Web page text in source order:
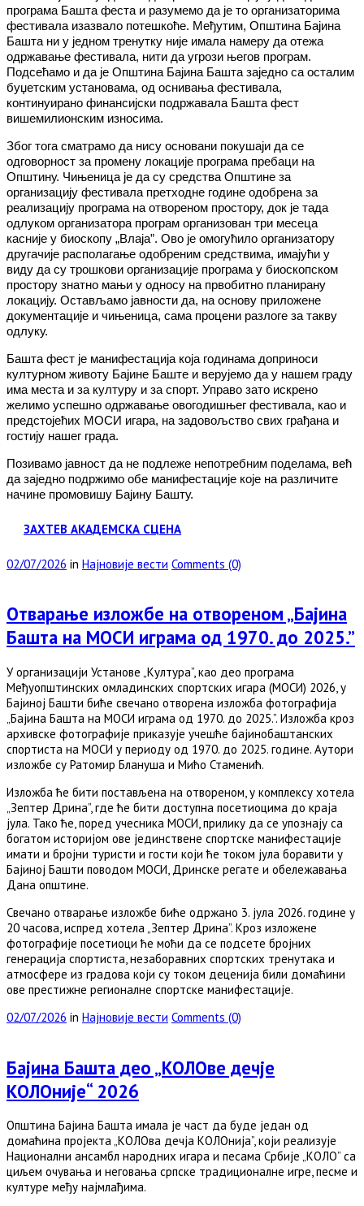
програма Башта феста и разумемо да је то организаторима
фестивала изазвало потешкоће. Међутим, Општина Бајина
Башта ни у једном тренутку није имала намеру да отежа
одржавање фестивала, нити да угрози његов програм.
Подсећамо и да је Општина Бајина Башта заједно са осталим
буџетским установама, од оснивања фестивала,
континуирано финансијски подржавала Башта фест
вишемилионским износима.
Због тога сматрамо да нису основани покушаји да се
одговорност за промену локације програма пребаци на
Општину. Чињеница је да су средства Општине за
организацију фестивала претходне године одобрена за
реализацију програма на отвореном простору, док је тада
одлуком организатора програм организован три месеца
касније у биоскопу „Влаја”. Ово је омогућило организатору
другачије располагање одобреним средствима, имајући у
виду да су трошкови организације програма у биоскопском
простору знатно мањи у односу на првобитно планирану
локацију. Остављамо јавности да, на основу приложене
документације и чињеница, сама процени разлоге за такву
одлуку.
Башта фест је манифестација која годинама доприноси
културном животу Бајине Баште и верујемо да у нашем граду
има места и за културу и за спорт. Управо зато искрено
желимо успешно одржавање овогодишњег фестивала, као и
предстојећих МОСИ игара, на задовољство свих грађана и
гостију нашег града.
Позивамо јавност да не подлеже непотребним поделама, већ
да заједно подржимо обе манифестације које на различите
начине промовишу Бајину Башту.
ЗАХТЕВ АКАДЕМСКА СЦЕНА
02/07/2026 in Најновије вести Comments (0)
Отварање изложбе на отвореном „Бајинa
Башта на МОСИ играма од 1970. до 2025.”
У организацији Установе „Култура”, као део програма
Међуопштинских омладинских спортских игара (МОСИ) 2026, у
Бајиној Башти биће свечано отворена изложба фотографија
„Бајина Башта на МОСИ играма од 1970. до 2025.”. Изложба кроз
архивске фотографије приказује учешће бајинобаштанских
спортиста на МОСИ у периоду од 1970. до 2025. године. Аутори
изложбе су Ратомир Блануша и Мићо Стаменић.
Изложба ће бити постављена на отвореном, у комплексу хотела
„Зептер Дрина”, где ће бити доступна посетиоцима до краја
јула. Тако ће, поред учесника МОСИ, прилику да се упознају са
богатом историјом ове јединствене спортске манифестације
имати и бројни туристи и гости који ће током јула боравити у
Бајиној Башти поводом МОСИ, Дринске регате и обележавања
Дана општине.
Свечано отварање изложбе биће одржано 3. јула 2026. године у
20 часова, испред хотела „Зептер Дрина”. Кроз изложене
фотографије посетиоци ће моћи да се подсете бројних
генерација спортиста, незаборавних спортских тренутака и
атмосфере из градова који су током деценија били домаћини
ове престижне регионалне спортске манифестације.
02/07/2026 in Најновије вести Comments (0)
Бајина Башта део „КОЛОве дечје
КОЛОније“ 2026
Општина Бајина Башта имала је част да буде један од
домаћина пројекта „КОЛОва дечја КОЛОнија”, који реализује
Национални ансамбл народних игара и песама Србије „КОЛО” са
циљем очувања и неговања српске традиционалне игре, песме и
културе међу најмлађима.